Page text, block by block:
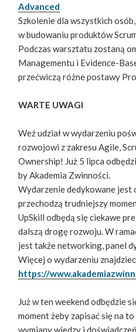
Advanced
Szkolenie dla wszystkich
w budowaniu produktów
Podczas warsztatu zostaną
Managementu i Evidence-
przećwiczą różne postawy
WARTE UWAGI
Weź udział w wydarzeniu
rozwojowi z zakresu Agile,
Ownership! Już 5 lipca
by Akademia Zwinności.
Wydarzenie dedykowane jest
przechodzą trudniejszy
UpSkill odbędą się ciekawe
dalszą drogę rozwoju. W
jest także networking, panel
Więcej o wydarzeniu
https://
Już w ten weekend odbędzie
moment żeby zapisać się na
wymiany wiedzy i